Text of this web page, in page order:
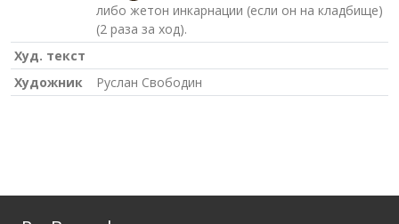
либо жетон инкарнации (если он на кладбище)
(2 раза за ход).
Худ. текст
Художник
Руслан Свободин